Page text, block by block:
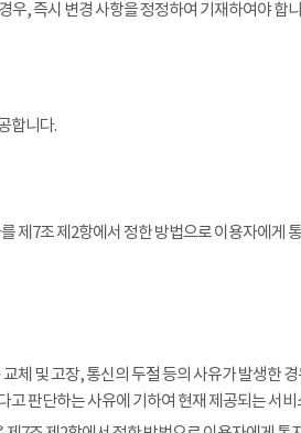
우, 즉시 변경 사항을 정정하여 기재하여야 합
합니다.
제7조 제2항에서 정한 방법으로 이용자에게
체 및 고장, 통신의 두절 등의 사유가 발생한
판단하는 사유에 기하여 현재 제공되는 서